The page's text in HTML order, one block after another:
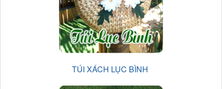
TÚI XÁCH LỤC BÌNH